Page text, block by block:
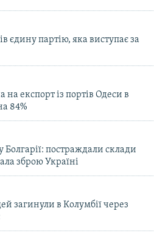
єдину партію, яка виступає за
експорт із портів Одеси в
84%
Болгарії: постраждали склади
зброю Україні
загинули в Колумбії через